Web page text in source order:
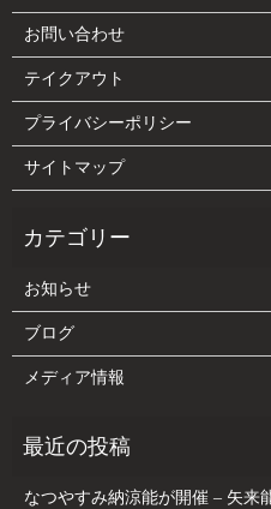
お問い合わせ
テイクアウト
プライバシーポリシー
サイトマップ
お知らせ
ブログ
メディア情報
なつやすみ納涼能が開催 – 矢来